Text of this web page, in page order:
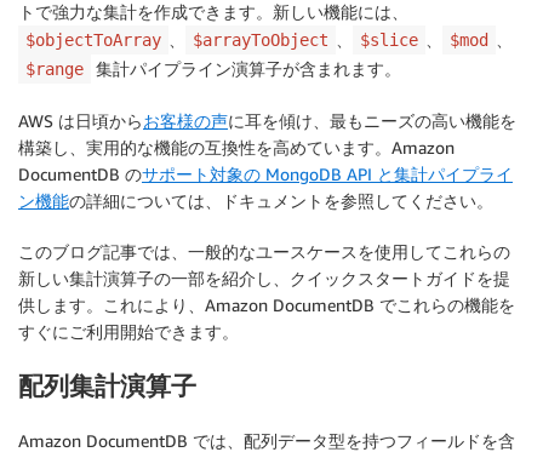
トで強力な集計を作成できます。新しい機能には、
$objectToArray $arrayToObject $slice $mod
$range 集計パイプライン演算子が含まれます。
AWS は日頃からお客様の声に耳を傾け、最もニーズの高い機能を
構築し、実用的な機能の互換性を高めています。Amazon
DocumentDB のサポート対象の MongoDB API と集計パイプライ
ン機能の詳細については、ドキュメントを参照してください。
このブログ記事では、一般的なユースケースを使用してこれらの
新しい集計演算子の一部を紹介し、クイックスタートガイドを提
供します。これにより、Amazon DocumentDB でこれらの機能を
すぐにご利用開始できます。
配列集計演算子
Amazon DocumentDB では、配列データ型を持つフィールドを含